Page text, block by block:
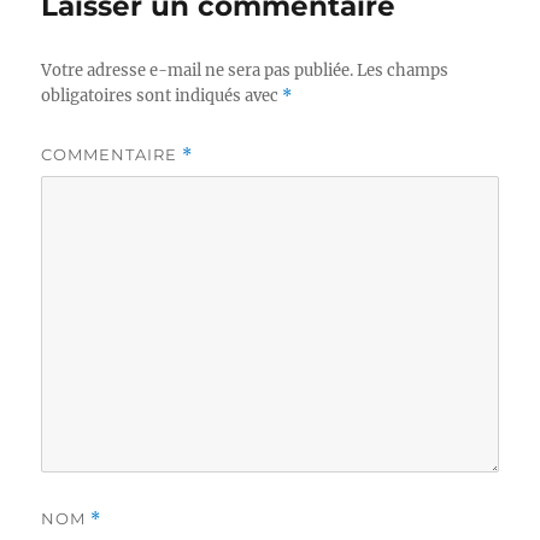
Votre adresse e-mail ne sera pas publiée. Les champs
obligatoires sont indiqués avec *
COMMENTAIRE *
NOM *